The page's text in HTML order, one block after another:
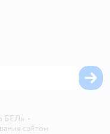
cookie
БЕЛ» •
сайтом